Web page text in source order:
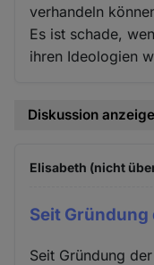
verhandeln
Es ist schade,
ihren Ideologien
Diskussion
Elisabeth (nicht
Seit
Seit Gründung